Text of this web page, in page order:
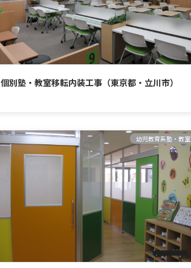
個別塾・教室移転内装工事（東京都・立川市）
幼児教育系塾・教室